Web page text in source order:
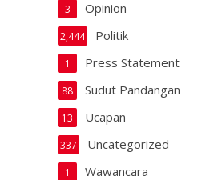
Opinion
3
Politik
2,444
Press Statement
1
Sudut Pandangan
88
Ucapan
13
Uncategorized
337
Wawancara
1